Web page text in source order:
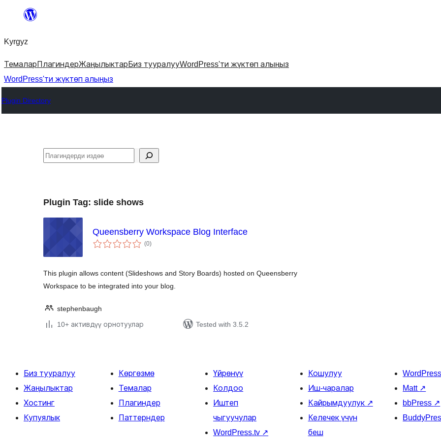
Мазмунга
Kyrgyz
Темалар ПлагиндерЖаңылыктар Биз тууралууWordPress'ти жүктөп алыңыз
WordPress'ти жүктөп алыңыз
Plugin Directory
Издөө
Plugin Tag: slide shows
Queensberry Workspace Blog Interface
(0total
ratings
)
This plugin allows content (Slideshows and Story Boards) hosted on Queensberry
Workspace to be integrated into your blog.
stephenbaugh
10+ активдүү орнотуулар
Tested with 3.5.2
Биз тууралуу
Жаңылыктар
Хостинг
Купуялык
Көргөзмө
Темалар
Плагиндер
Паттерндер
Үйрөнүү
Колдоо
Иштеп
чыгуучулар
WordPress.tv ↗
Кошулуу
Иш-чаралар
Кайрымдуулук ↗
Келечек үчүн
беш
Matt ↗
bbPress ↗